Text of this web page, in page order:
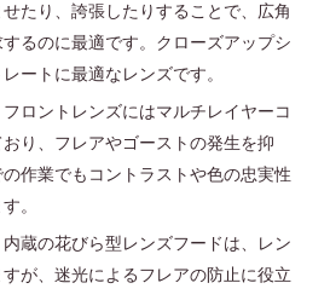
たり、誇張したりすることで、広角
るのに最適です。クローズアップシ
ートに最適なレンズです。
ロントレンズにはマルチレイヤーコ
り、フレアやゴーストの発生を抑
作業でもコントラストや色の忠実性
。
蔵の花びら型レンズフードは、レン
が、迷光によるフレアの防止に役立